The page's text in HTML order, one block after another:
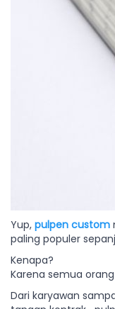
Yup, pulpen custom
paling populer
Kenapa?
Karena semua
Dari karyawan